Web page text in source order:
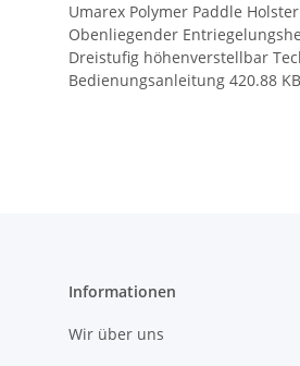
Umarex Polymer Paddle
Obenliegender
Dreistufig höhenverstellbar
Bedienungsanleitung 420.88 KB
Informationen
Wir über uns